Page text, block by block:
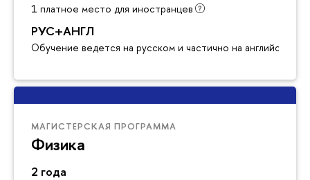
1 платное место для иностранцев
РУС+АНГЛ
Обучение ведется на русском и частично на английском
МАГИСТЕРСКАЯ ПРОГРАММА
Физика
2 года